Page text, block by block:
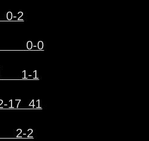
0-2
0-0
1-1
17  41
2-2